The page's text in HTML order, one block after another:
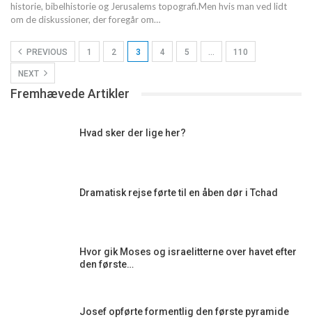
historie, bibelhistorie og Jerusalems topografi.Men hvis man ved lidt
om de diskussioner, der foregår om…
PREVIOUS 1 2 3 4 5 … 110
NEXT
Fremhævede Artikler
Hvad sker der lige her?
Dramatisk rejse førte til en åben dør i Tchad
Hvor gik Moses og israelitterne over havet efter
den første…
Josef opførte formentlig den første pyramide